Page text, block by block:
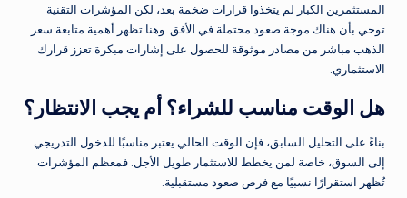
المستثمرين الكبار لم يتخذوا قرارات ضخمة بعد، لكن المؤشرات التقنية
توحي بأن هناك موجة صعود محتملة في الأفق. وهنا تظهر أهمية متابعة سعر
الذهب مباشر من مصادر موثوقة للحصول على إشارات مبكرة تعزز قرارك
الاستثماري.
هل الوقت مناسب للشراء؟ أم يجب الانتظار؟
بناءً على التحليل السابق، فإن الوقت الحالي يعتبر مناسبًا للدخول التدريجي
إلى السوق، خاصة لمن يخطط للاستثمار طويل الأجل. فمعظم المؤشرات
تُظهر استقرارًا نسبيًا مع فرص صعود مستقبلية.